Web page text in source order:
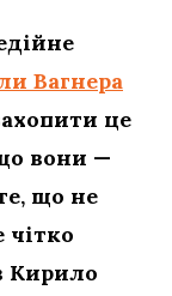
Вагнера
це
вони —
що не
чітко
Кирило